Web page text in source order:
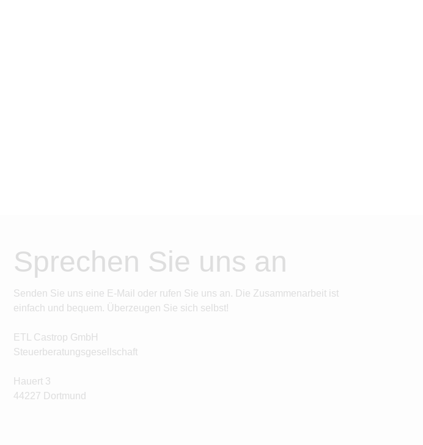
Sprechen Sie uns an
Senden Sie uns eine E-Mail oder rufen Sie uns an. Die Zusammenarbeit ist
einfach und bequem. Überzeugen Sie sich selbst!
ETL Castrop GmbH
Steuerberatungsgesellschaft
Hauert 3
44227 Dortmund